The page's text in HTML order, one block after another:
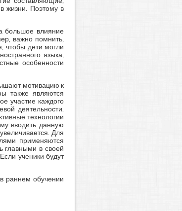
жизни. Поэтому в
большое влияние
важно помнить,
чтобы дети могли
языка,
особенности
мотивацию к
также являются
участие каждого
деятельности.
технологии
вводить данную
Для
применяются
главными в своей
ученики будут
раннем обучении